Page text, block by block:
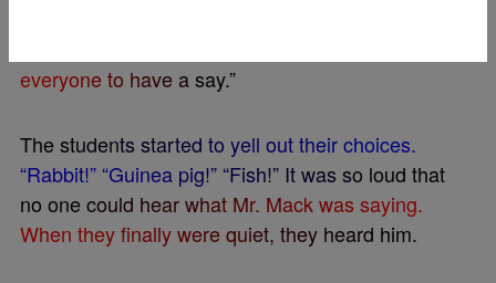
everyoneto haveasay.”
Thestudents started to yell outtheirchoices.
“Rabbit!” “Guinea pig!” “Fish!” Itwas so loud that
no onecould hearwhat Mr. Mack was saying.
When theyfnallywerequiet, they heard him.